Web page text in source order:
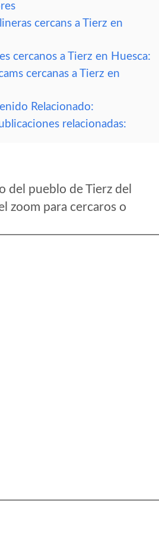
cercans a Tierz en
cercanos a Tierz en Huesca:
cercanas a Tierz en
Relacionado:
relacionadas:
del pueblo de Tierz del
zoom para cercaros o